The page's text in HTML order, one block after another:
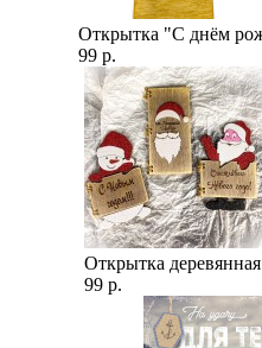
Открытка "С днём
99 р.
Открытка деревянная
99 р.